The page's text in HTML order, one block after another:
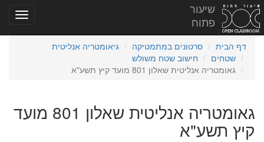
שיעור
פתוח
דף הבית סרטונים במתמטיקה
גיאומטריה אנליטית
שטחים
חישוב שטח משולש
גאומטריה אנליטית שאלון 801 מועד קיץ תשע"א
גאומטריה אנליטית שאלון 801 מועד
קיץ תשע"א